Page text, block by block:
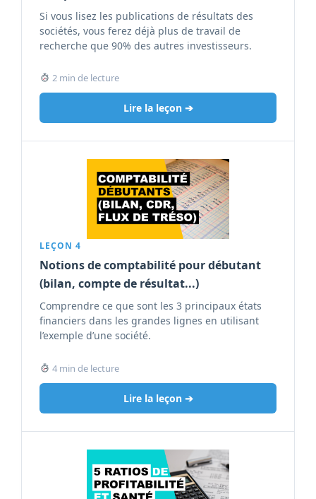
Si vous lisez les publications de résultats des
sociétés, vous ferez déjà plus de travail de
recherche que 90% des autres investisseurs.
2 min de lecture
Lire la leçon ➔
LEÇON 4
Notions de comptabilité pour débutant
(bilan, compte de résultat...)
Comprendre ce que sont les 3 principaux états
financiers dans les grandes lignes en utilisant
l’exemple d’une société.
4 min de lecture
Lire la leçon ➔